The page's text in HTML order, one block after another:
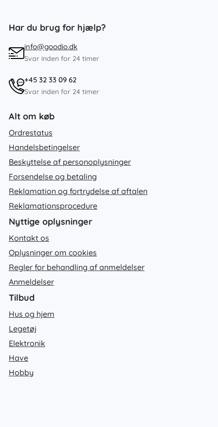
Har du brug for hjælp?
info@goodio.dk
Svar inden for 24 timer
+45 32 33 09 62
Svar inden for 24 timer
Alt om køb
Ordrestatus
Handelsbetingelser
Beskyttelse af personoplysninger
Forsendelse og betaling
Reklamation og fortrydelse af aftalen
Reklamationsprocedure
Nyttige oplysninger
Kontakt os
Oplysninger om cookies
Regler for behandling af anmeldelser
Anmeldelser
Tilbud
Hus og hjem
Legetøj
Elektronik
Have
Hobby